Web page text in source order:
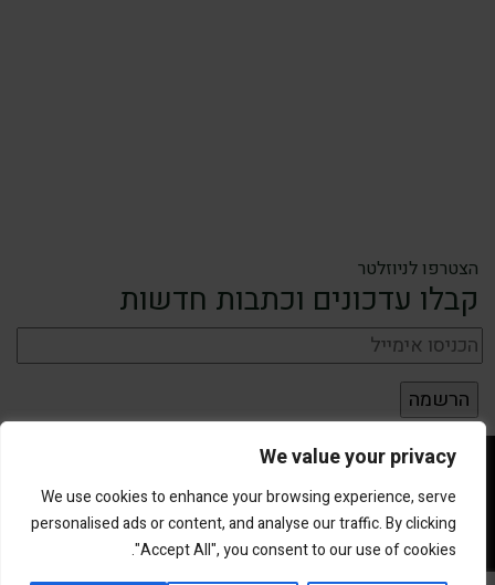
We value your privacy
We use cookies to enhance your browsing experience, serve
personalised ads or content, and analyse our traffic. By clicking
"Accept All", you consent to our use of cookies.
הצטרפו לניוזלטר
קבלו עדכונים וכתבות חדשות